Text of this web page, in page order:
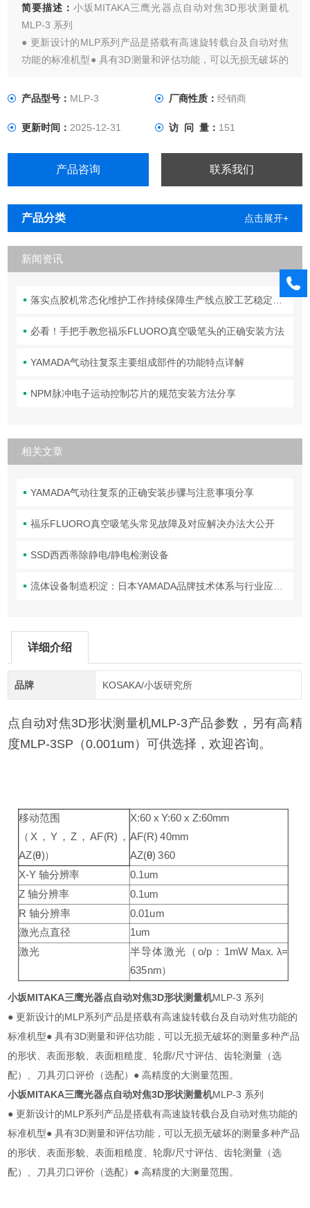
简要描述：小坂MITAKA三鹰光器点自动对焦3D形状测量机
MLP-3 系列
● 更新设计的MLP系列产品是搭载有高速旋转载台及自动对焦
功能的标准机型● 具有3D测量和评估功能，可以无损无破坏的
估、齿轮测量（选配）、刀具刃口评价（选配）● 高精度的大
产品型号： MLP-3 厂商性质： 经销商
更新时间：2025-12-31 访 问 量： 151
产品咨询 联系我们
产品分类 点击展开+
新闻资讯
落实点胶机常态化维护工作持续保障生产线点胶工艺稳定合规
必看！手把手教您福乐FLUORO真空吸笔头的正确安装方法
YAMADA气动往复泵主要组成部件的功能特点详解
NPM脉冲电子运动控制芯片的规范安装方法分享
相关文章
YAMADA气动往复泵的正确安装步骤与注意事项分享
福乐FLUORO真空吸笔头常见故障及对应解决办法大公开
SSD西西蒂除静电/静电检测设备
流体设备制造积淀：日本YAMADA品牌技术体系与行业应用解析
详细介绍
品牌 KOSAKA/小坂研究所
点自动对焦3D形状测量机MLP-3产品参数，另有高精
度MLP-3SP （0.001um ）可供选择，欢迎咨询。
移动范围
（X ，Y ，Z ，AF(R) ，
AZ(θ)）
X:60 x Y:60 x Z:60mm
AF(R) 40mm
AZ(θ) 360
X-Y轴分辨率
0.1um
Z轴分辨率
0.1um
R轴分辨率
0.01um
激光点直径
1um
激光
半导体激光（ o/p ： 1mW Max.λ=
635nm）
小坂MITAKA三鹰光器点自动对焦3D形状测量机MLP-3 系列
● 更新设计的MLP系列产品是搭载有高速旋转载台及自动对焦功能的
标准机型● 具有3D测量和评估功能，可以无损无破坏的测量多种产品
的形状、表面形貌、表面粗糙度、轮廓/尺寸评估、齿轮测量（选
配）、刀具刃口评价（选配）● 高精度的大测量范围。
小坂MITAKA三鹰光器点自动对焦3D形状测量机MLP-3 系列
● 更新设计的MLP系列产品是搭载有高速旋转载台及自动对焦功能的
标准机型● 具有3D测量和评估功能，可以无损无破坏的测量多种产品
的形状、表面形貌、表面粗糙度、轮廓/尺寸评估、齿轮测量（选
配）、刀具刃口评价（选配）● 高精度的大测量范围。